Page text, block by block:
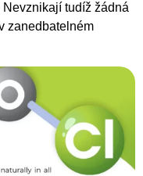
tudíž žádná
zanedbatelném